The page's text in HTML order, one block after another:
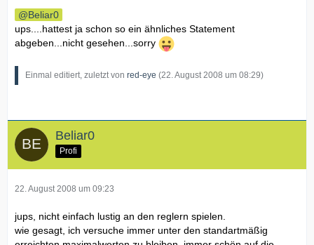
Beliar0
ups....hattest ja schon so ein ähnliches Statement
abgeben...nicht gesehen...sorry
Einmal editiert, zuletzt von red-eye (22. August 2008 um 08:29)
Beliar0
Profi
22. August 2008 um 09:23
jups, nicht einfach lustig an den reglern spielen.
wie gesagt, ich versuche immer unter den standartmäßig